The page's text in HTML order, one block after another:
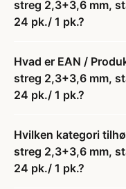
streg 2,3+3,6 mm,
24 pk./ 1 pk.?
Hvad er EAN /
streg 2,3+3,6 mm,
24 pk./ 1 pk.?
Hvilken kategori
streg 2,3+3,6 mm,
24 pk./ 1 pk.?